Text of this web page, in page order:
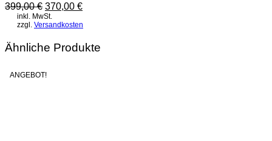
399,00€ Ursprünglicher
Preis
war:
370,00 €Aktueller
ist:
inkl. MwSt.
zzgl. Versandkosten
Ähnliche Produkte
ANGEBOT!